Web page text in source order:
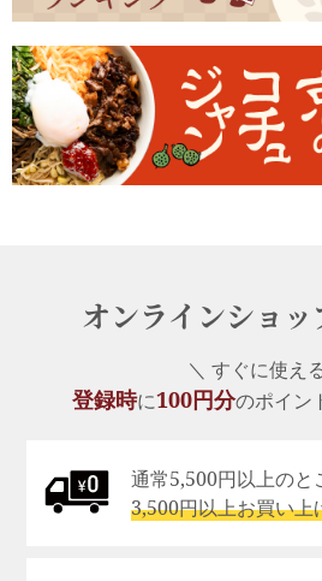
オンラインショ
＼ すぐに使え
登録時に100円分のポイン
通常5,500円以上のと
3,500円以上お買い上